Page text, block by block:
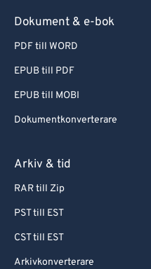
Dokument & e-bok
PDF till WORD
EPUB till PDF
EPUB till MOBI
Dokumentkonverterare
Arkiv & tid
RAR till Zip
PST till EST
CST till EST
Arkivkonverterare